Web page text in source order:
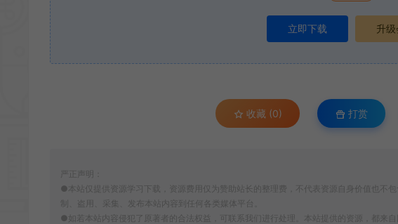
立即下载 升
收藏 (0) 打赏
严正声明：
●本站仅提供资源学习下载，资源费用仅为赞助站长的整理费，不代表资源自身价值也不
制、盗用、采集、发布本站内容到任何各类媒体平台。
●如若本站内容侵犯了原著者的合法权益，可联系我们进行处理。本站提供的资源，都来